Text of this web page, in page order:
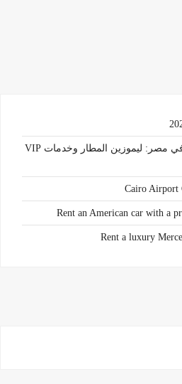
ايجار مرسيدس V_Class في مصر: ليموزين المطار وخدمات VIP
Cairo Airport
Rent an American car with a
Rent a luxury